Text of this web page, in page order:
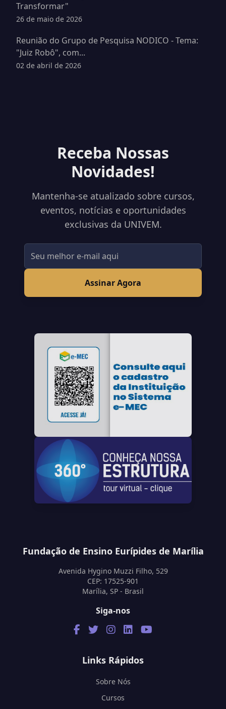
Transformar"
26 de maio de 2026
Reunião do Grupo de Pesquisa NODICO - Tema:
"Juiz Robô", com...
02 de abril de 2026
Receba Nossas
Novidades!
Mantenha-se atualizado sobre cursos,
eventos, notícias e oportunidades
exclusivas da UNIVEM.
Assinar Agora
Fundação de Ensino Eurípides de Marília
Avenida Hygino Muzzi Filho, 529
CEP: 17525-901
Marília, SP - Brasil
Siga-nos
Links Rápidos
Sobre Nós
Cursos